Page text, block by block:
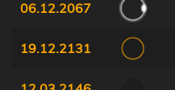
06.12.2067
19.12.2131